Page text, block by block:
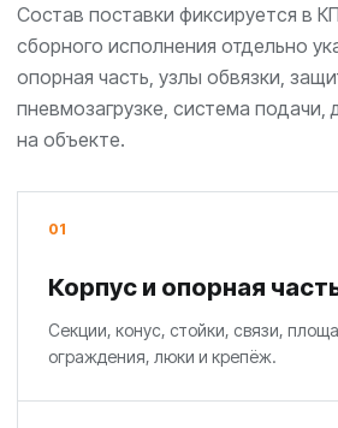
Состав поставки фиксируется в
сборного исполнения отдельно
опорная часть, узлы обвязки,
пневмозагрузке, система подачи,
на объекте.
01
Корпус и опорная
Секции, конус, стойки, связи,
ограждения, люки и крепёж.